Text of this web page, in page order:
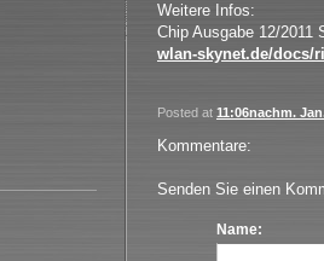
Weitere Infos:
Chip Ausgabe 12/2011
wlan-skynet.de/
Posted at 11:06nachm.
Kommentare:
Senden Sie einen
Name: